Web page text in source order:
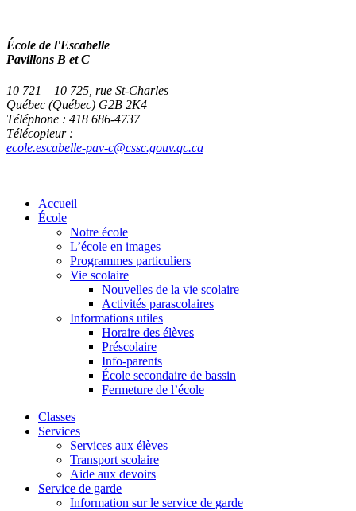
École de l'Escabelle
Pavillons B et C
10 721 – 10 725, rue St-Charles
Québec (Québec) G2B 2K4
Téléphone : 418 686-4737
Télécopieur :
ecole.escabelle-pav-c@cssc.gouv.qc.ca
Accueil
École
Notre école
L’école en images
Programmes particuliers
Vie scolaire
Nouvelles de la vie scolaire
Activités parascolaires
Informations utiles
Horaire des élèves
Préscolaire
Info-parents
École secondaire de bassin
Fermeture de l’école
Classes
Services
Services aux élèves
Transport scolaire
Aide aux devoirs
Service de garde
Information sur le service de garde